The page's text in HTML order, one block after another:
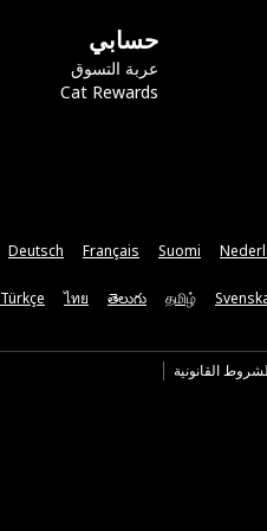
حسابي
عربة التسوق
Cat Rewards
Suomi
Français
Deutsch
தமிழ்
తెలుగు
ไทย
Türkçe
القانونية